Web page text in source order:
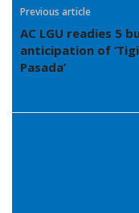
Previous article
AC LGU readies 5
anticipation of
Pasada’